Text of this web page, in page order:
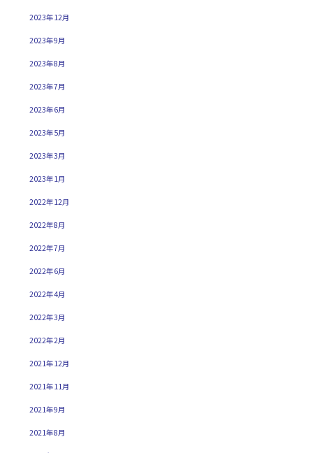
2023年12月
2023年9月
2023年8月
2023年7月
2023年6月
2023年5月
2023年3月
2023年1月
2022年12月
2022年8月
2022年7月
2022年6月
2022年4月
2022年3月
2022年2月
2021年12月
2021年11月
2021年9月
2021年8月